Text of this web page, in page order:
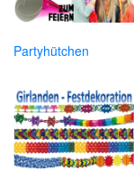
Partyhütchen